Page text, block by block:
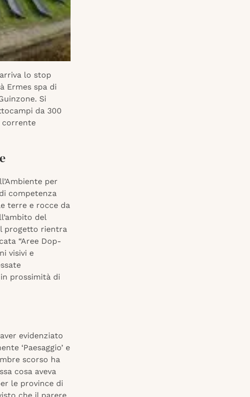
lo stop
Ermes spa di
Si
da 300
corrente
per
competenza
terre e rocce da
del
progetto rientra
“Aree Dop-
visivi e
prossimità di
evidenziato
‘Paesaggio’ e
scorso ha
cosa aveva
le province di